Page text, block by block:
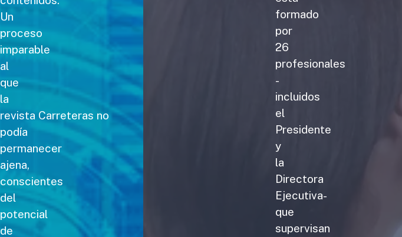
Un
proceso
imparable
al
que
la
revista Carreteras no
podía
permanecer
ajena,
conscientes
del
potencial
de
formado
por
26
profesionales
-
incluidos
el
Presidente
y
la
Directora
Ejecutiva-
que
supervisan